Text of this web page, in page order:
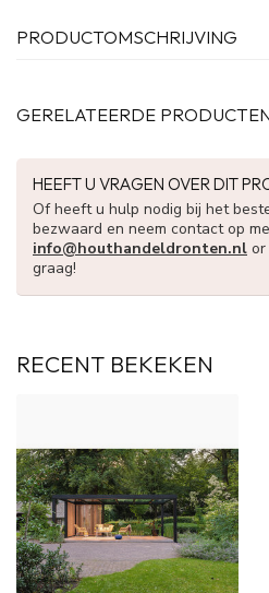
PRODUCTOMSCHRIJVING
GERELATEERDE
HEEFT U VRAGEN OVER DIT
Of heeft u hulp nodig bij het
bezwaard en neem contact op
info@houthandeldronten.nl or
graag!
RECENT BEKEKEN